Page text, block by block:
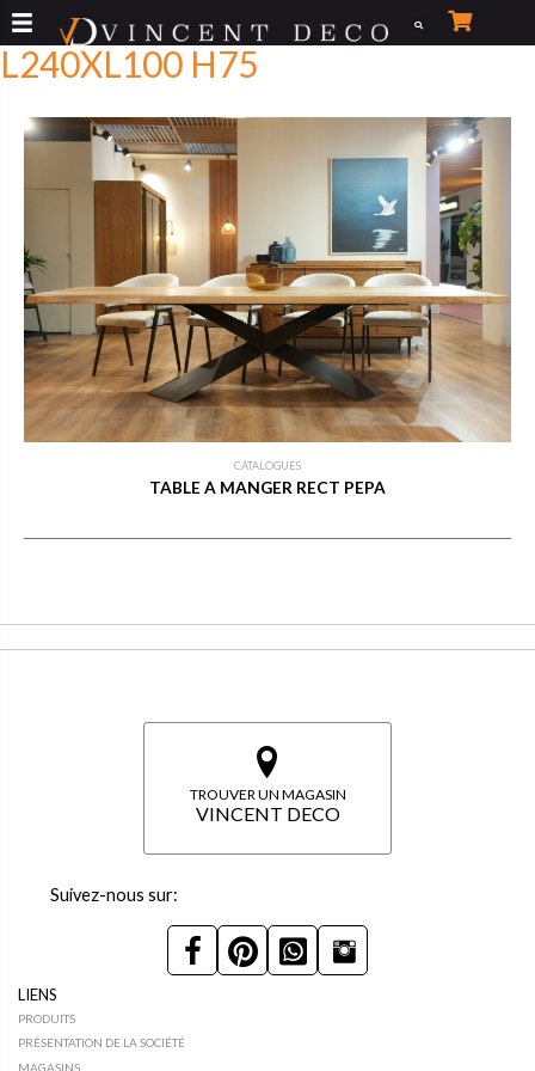
Aller
au
contenu
L240XL100 H75
CATALOGUES
TABLE A MANGER RECT PEPA
TROUVER UN MAGASIN
VINCENT DECO
Suivez-nous sur:
LIENS
PRODUITS
PRÉSENTATION DE LA SOCIÉTÉ
MAGASINS